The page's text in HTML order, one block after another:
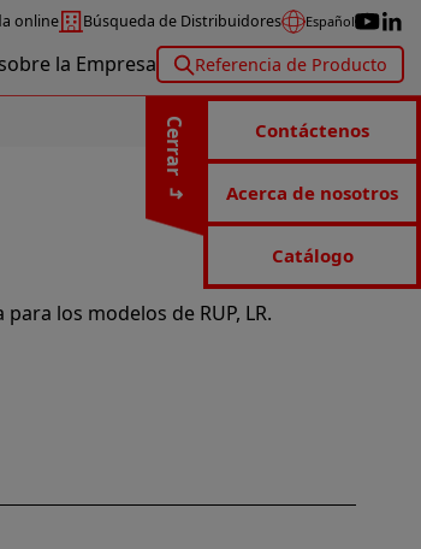
online Búsqueda de Distribuidores Español
la Empresa Referencia de Producto
Cerrar Contáctenos
Acerca de nosotros
Catálogo
los modelos de RUP, LR.